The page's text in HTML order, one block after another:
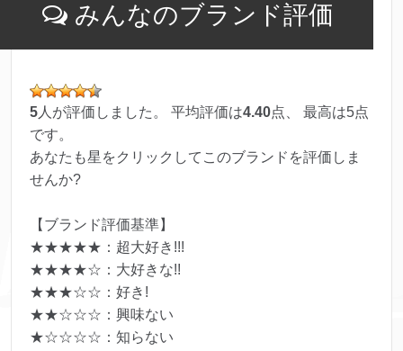
みんなのブランド評価
5 人が評価しました。 平均評価は4.40点、 最高は5点
です。
あなたも星をクリックしてこのブランドを評価しま
せんか?
【ブランド評価基準】
★★★★★：超大好き!!!
★★★★☆：大好きな!!
★★★☆☆：好き!
★★☆☆☆：興味ない
★☆☆☆☆：知らない